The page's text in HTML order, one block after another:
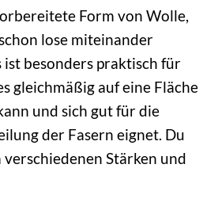
Form von Wolle,
lose miteinander
ist besonders praktisch für
gleichmäßig auf eine Fläche
und sich gut für die
der Fasern eignet. Du
Stärken und